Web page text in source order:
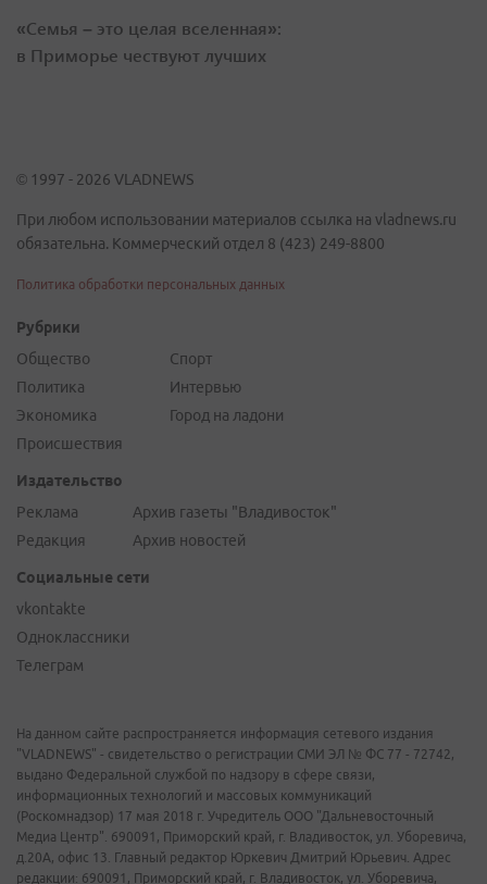
«Семья – это целая вселенная»:
в Приморье чествуют лучших
© 1997 - 2026 VLADNEWS
При любом использовании материалов ссылка на vladnews.ru
обязательна. Коммерческий отдел 8 (423) 249-8800
Политика обработки персональных данных
Рубрики
Общество
Политика
Экономика
Происшествия
Спорт
Интервью
Город на ладони
Издательство
Реклама
Редакция
Архив газеты "Владивосток"
Архив новостей
Социальные сети
vkontakte
Одноклассники
Телеграм
На данном сайте распространяется информация сетевого издания
"VLADNEWS" - свидетельство о регистрации СМИ ЭЛ № ФС 77 - 72742,
выдано Федеральной службой по надзору в сфере связи,
информационных технологий и массовых коммуникаций
(Роскомнадзор) 17 мая 2018 г. Учредитель ООО "Дальневосточный
Медиа Центр". 690091, Приморский край, г. Владивосток, ул. Уборевича,
д.20А, офис 13. Главный редактор Юркевич Дмитрий Юрьевич. Адрес
редакции: 690091, Приморский край, г. Владивосток, ул. Уборевича,